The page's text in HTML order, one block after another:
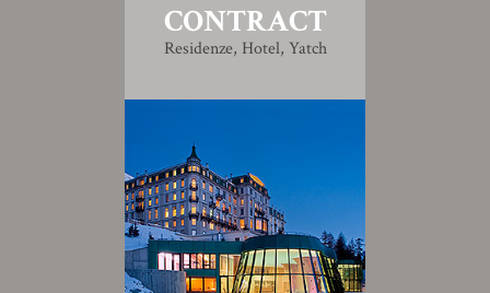
CONTRACT
Residenze, Hotel, Yatch